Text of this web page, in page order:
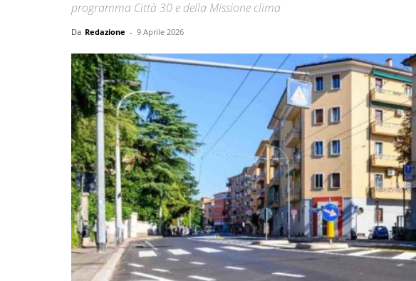
programma Città 30 e della Missione clima
Da Redazione - 9 Aprile 2026